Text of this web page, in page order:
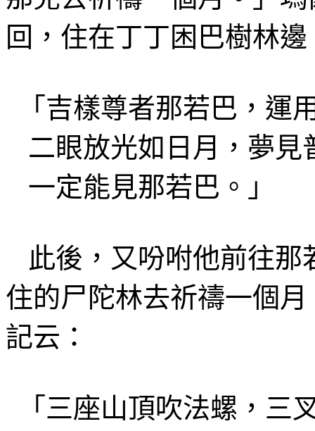
回，住在丁丁困巴樹林邊
「 吉樣尊者那若巴，運
二眼放光如日月，夢見
一定能見那若巴。」
此後，又吩咐他前往
住的尸陀林去祈禱一個月
記云 ：
「三座山頂吹法螺， 三